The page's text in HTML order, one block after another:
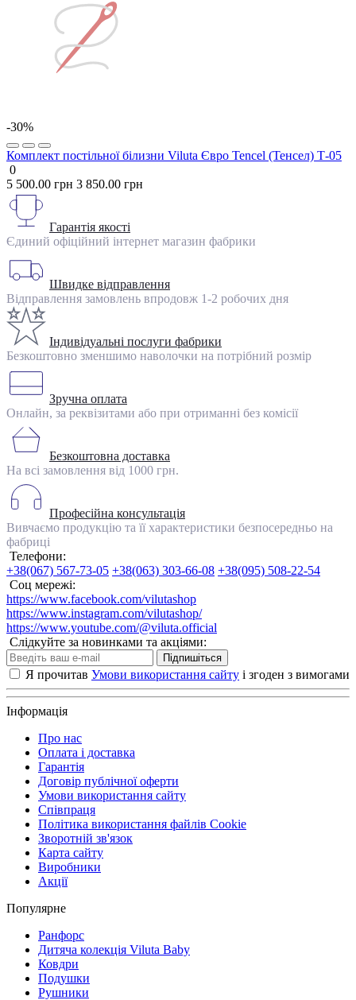
-30%
Комплект постільної білизни Viluta Євро Tencel (Тенсел) Т-05
0
5 500.00 грн 3 850.00 грн
Гарантія якості
Єдиний офіційний інтернет магазин фабрики
Швидке відправлення
Відправлення замовлень впродовж 1-2 робочих дня
Індивідуальні послуги фабрики
Безкоштовно зменшимо наволочки на потрібний розмір
Зручна оплата
Онлайн, за реквізитами або при отриманні без комісії
Безкоштовна доставка
На всі замовлення від 1000 грн.
Професійна консультація
Вивчаємо продукцію та її характеристики безпосередньо на
фабриці
Телефони:
+38(067) 567-73-05 +38(063) 303-66-08 +38(095) 508-22-54
Соц мережі:
https://www.facebook.com/vilutashop
https://www.instagram.com/vilutashop/
https://www.youtube.com/@viluta.official
Слідкуйте за новинками та акціями:
Підпишіться
Я прочитав Умови використання сайту і згоден з вимогами
Інформація
Про нас
Оплата і доставка
Гарантія
Договір публічної оферти
Умови використання сайту
Співпраця
Політика використання файлів Cookie
Зворотній зв'язок
Карта сайту
Виробники
Акції
Популярне
Ранфорс
Дитяча колекція Viluta Baby
Ковдри
Подушки
Рушники